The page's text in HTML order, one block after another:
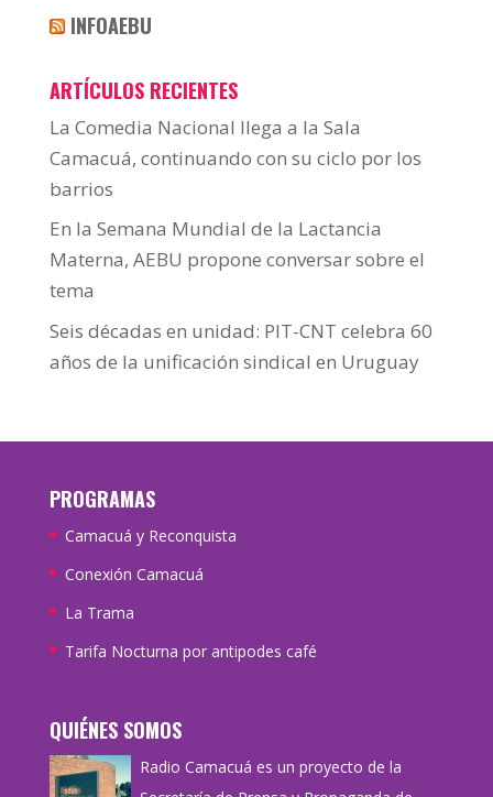
INFOAEBU
ARTÍCULOS RECIENTES
La Comedia Nacional llega a la Sala
Camacuá, continuando con su ciclo por los
barrios
En la Semana Mundial de la Lactancia
Materna, AEBU propone conversar sobre el
tema
Seis décadas en unidad: PIT-CNT celebra 60
años de la unificación sindical en Uruguay
PROGRAMAS
Camacuá y Reconquista
Conexión Camacuá
La Trama
Tarifa Nocturna por antipodes café
QUIÉNES SOMOS
Radio Camacuá es un proyecto de la